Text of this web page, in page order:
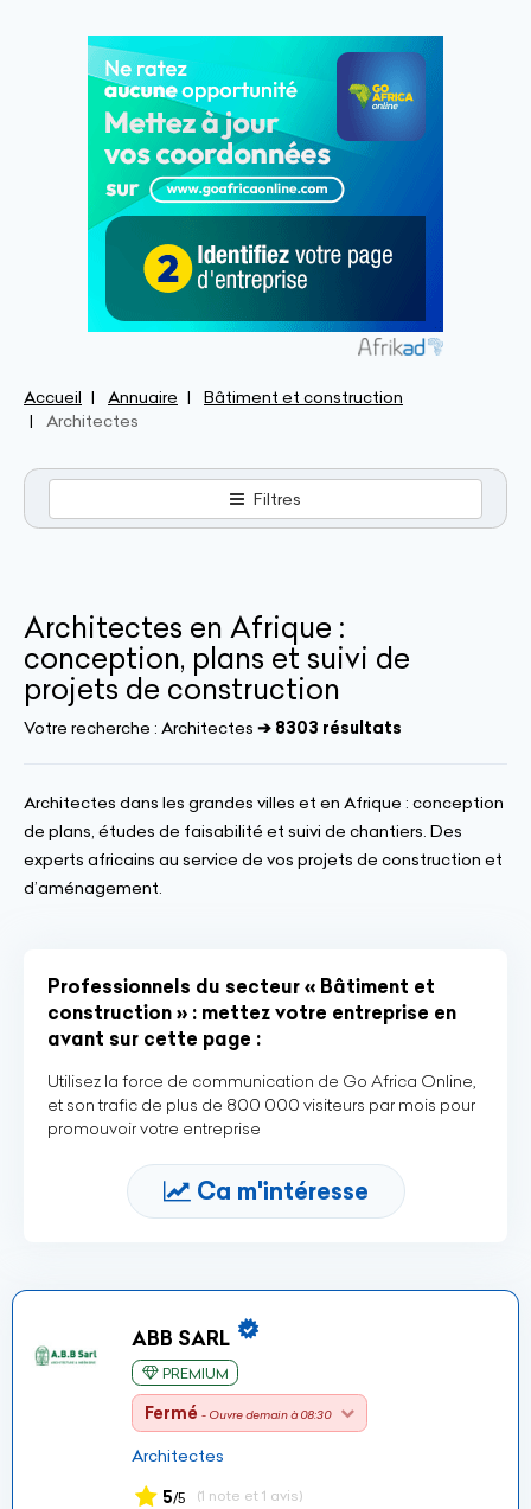
Accueil Annuaire
Bâtiment et construction
Architectes
Filtres
Architectes en Afrique :
conception, plans et suivi de
projets de construction
Votre recherche : Architectes ➔ 8303 résultats
Architectes dans les grandes villes et en Afrique : conception
de plans, études de faisabilité et suivi de chantiers. Des
experts africains au service de vos projets de construction et
d’aménagement.
Professionnels du secteur « Bâtiment et
construction » : mettez votre entreprise en
avant sur cette page :
Utilisez la force de communication de Go Africa Online,
et son trafic de plus de 800 000 visiteurs par mois pour
promouvoir votre entreprise
Ca m'intéresse
ABB SARL
PREMIUM
Fermé - Ouvre demain à 08:30
Architectes
5/5 (1 note et 1 avis)